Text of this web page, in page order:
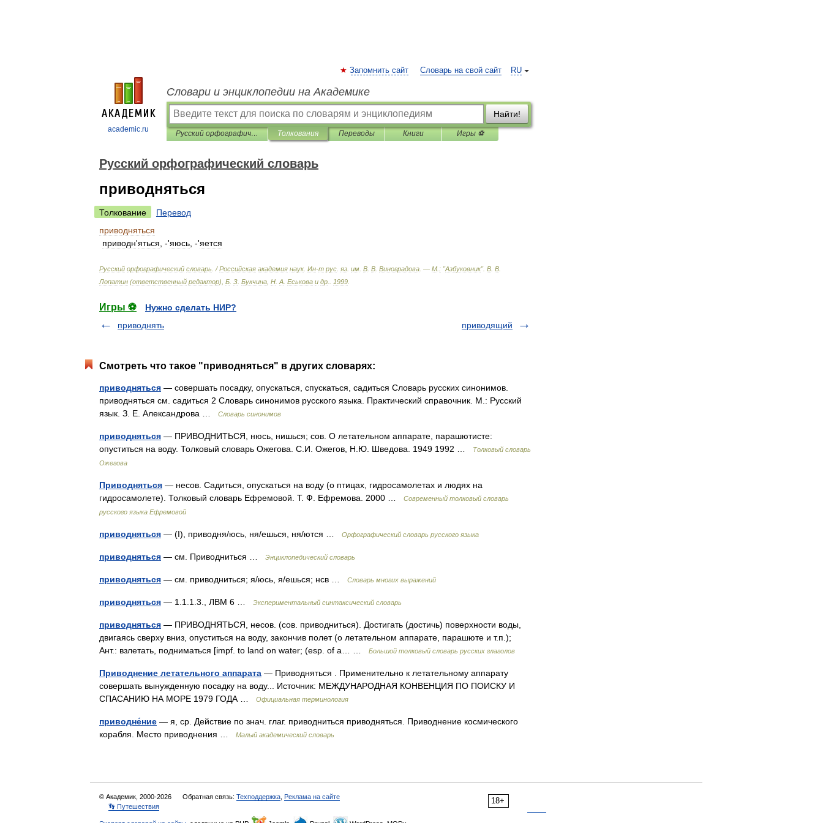
academic.ru
RU
Запомнить сайт Словарь на свой сайт
Словари и энциклопедии на Академике
Найти!
Русский орфографический словарь Толкования Переводы Книги Игры ⚽
Русский орфографический словарь
приводняться
Толкование
Перевод
приводняться
приводн'яться , -'яюсь , -'яется
Русский орфографический словарь . /Российская академия наук. Ин-т рус яз им В В Виноградова . — М : "Азбуковник". В В
Лопатин (ответственный редактор), Б З Букчина Н А Еськова и др 1999
Игры ⚽
Нужно сделать НИР?
приводнять
приводящий
Смотреть что такое "приводняться" в других словарях:
приводняться — совершать посадку, опускаться, спускаться, садиться Словарь русских синонимов.
приводняться см. садиться 2 Словарь синонимов русского языка. Практический справочник. М.: Русский
язык. З. Е. Александрова …
Словарь синонимов
приводняться — ПРИВОДНИТЬСЯ, нюсь, нишься; сов. О летательном аппарате, парашютисте:
опуститься на воду. Толковый словарь Ожегова. С.И. Ожегов, Н.Ю. Шведова. 1949 1992 …
Толковый словарь
Ожегова
Приводняться — несов. Садиться, опускаться на воду (о птицах, гидросамолетах и людях на
гидросамолете). Толковый словарь Ефремовой. Т. Ф. Ефремова. 2000 …
Современный толковый словарь
русского языка Ефремовой
приводняться — (I), приводня/юсь, ня/ешься, ня/ются … Орфографический словарь русского языка
приводняться — см. Приводниться … Энциклопедический словарь
приводняться — см. приводниться; я/юсь, я/ешься; нсв … Словарь многих выражений
приводняться — 1.1.1.3., ЛВМ 6 … Экспериментальный синтаксический словарь
приводняться — ПРИВОДНЯТЬСЯ, несов. (сов. приводниться). Достигать (достичь) поверхности воды,
двигаясь сверху вниз, опуститься на воду, закончив полет (о летательном аппарате, парашюте и т.п.);
Ант.: взлетать, подниматься [impf. to land on water; (esp. of a… …
Большой толковый словарь русских глаголов
Приводнение летательного аппарата — Приводняться . Применительно к летательному аппарату
совершать вынужденную посадку на воду... Источник: МЕЖДУНАРОДНАЯ КОНВЕНЦИЯ ПО ПОИСКУ И
СПАСАНИЮ НА МОРЕ 1979 ГОДА …
Официальная терминология
приводне́ние — я, ср. Действие по знач. глаг. приводниться приводняться. Приводнение космического
корабля. Место приводнения …
Малый академический словарь
18+
© Академик, 2000-2026 Обратная связь: Техподдержка Реклама на сайте
👣 Путешествия